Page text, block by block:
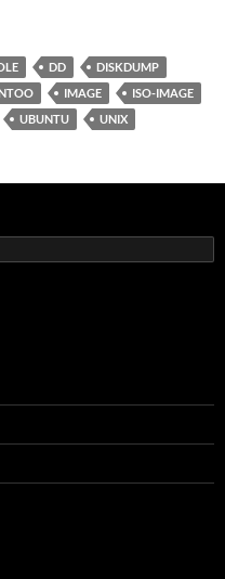
DD
DISKDUMP
IMAGE
ISO-IMAGE
UBUNTU UNIX